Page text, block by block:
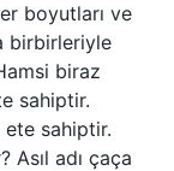
boyutları ve
birbirleriyle
biraz
sahiptir.
sahiptir.
Asıl adı çaça